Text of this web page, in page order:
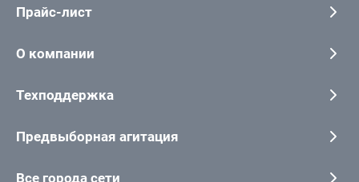
Прайс-лист
О компании
Техподдержка
Предвыборная агитация
Все города сети